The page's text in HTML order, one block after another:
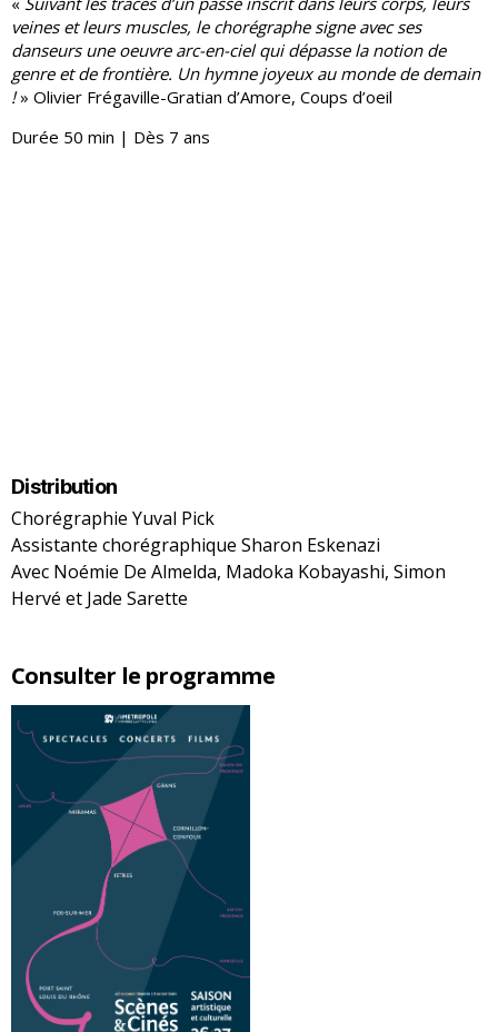
Consulter le programme
veines et leurs muscles, le chorégraphe signe avec ses
danseurs une oeuvre arc-en-ciel qui dépasse la notion de
genre et de frontière. Un hymne joyeux au monde de demain
!» Olivier Frégaville-Gratian d’Amore, Coups d’oeil
Durée 50 min | Dès 7 ans
Distribution
Chorégraphie Yuval Pick
Assistante chorégraphique Sharon Eskenazi
Avec Noémie De Almelda, Madoka Kobayashi, Simon
Hervé et Jade Sarette